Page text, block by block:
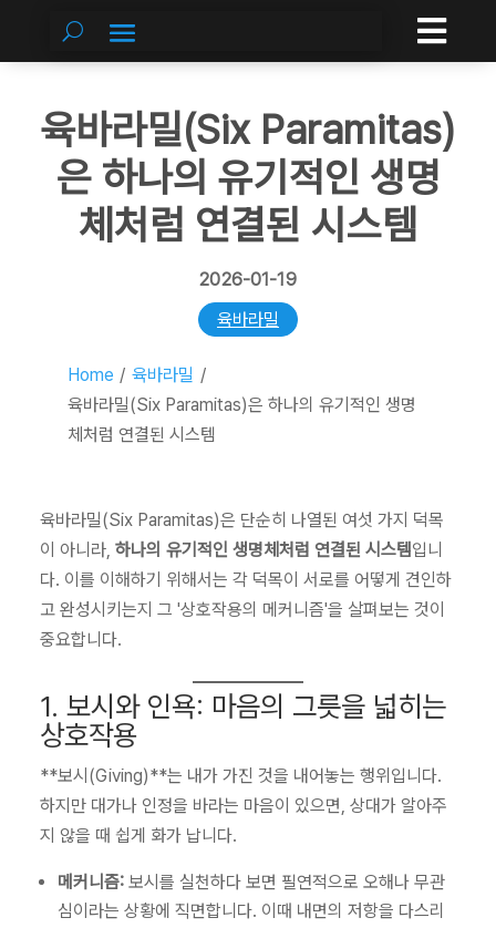

육바라밀(Six Paramitas)
은 하나의 유기적인 생명
체처럼 연결된 시스템
2026-01-19
육바라밀
Home / 육바라밀 /
육바라밀(Six Paramitas)은 하나의 유기적인 생명
체처럼 연결된 시스템
육바라밀(Six Paramitas)은 단순히 나열된 여섯 가지 덕목
이 아니라, 하나의 유기적인 생명체처럼 연결된 시스템입니
다. 이를 이해하기 위해서는 각 덕목이 서로를 어떻게 견인하
고 완성시키는지 그 '상호작용의 메커니즘'을 살펴보는 것이
중요합니다.
1. 보시와 인욕: 마음의 그릇을 넓히는
상호작용
**보시(Giving)**는 내가 가진 것을 내어놓는 행위입니다.
하지만 대가나 인정을 바라는 마음이 있으면, 상대가 알아주
지 않을 때 쉽게 화가 납니다.
메커니즘: 보시를 실천하다 보면 필연적으로 오해나 무관
심이라는 상황에 직면합니다. 이때 내면의 저항을 다스리